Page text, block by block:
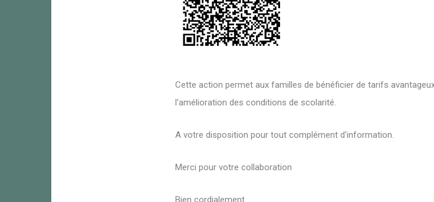
Cette action permet aux familles de bénéficier de tarifs
l'amélioration des conditions de scolarité.
A votre disposition pour tout complément d'information.
Merci pour votre collaboration
Bien cordialement